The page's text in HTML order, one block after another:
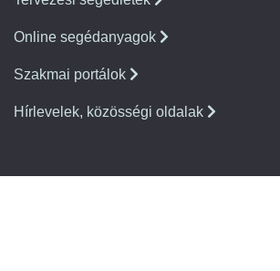
Online segédanyagok
Szakmai portálok
Hírlevelek, közösségi oldalak